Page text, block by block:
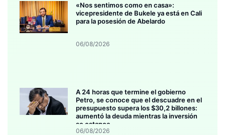
«Nos sentimos como en casa»:
vicepresidente de Bukele ya está en Cali
para la posesión de Abelardo
06/08/2026
A 24 horas que termine el gobierno
Petro, se conoce que el descuadre en el
presupuesto supera los $30,2 billones:
aumentó la deuda mientras la inversión
se estanca
06/08/2026